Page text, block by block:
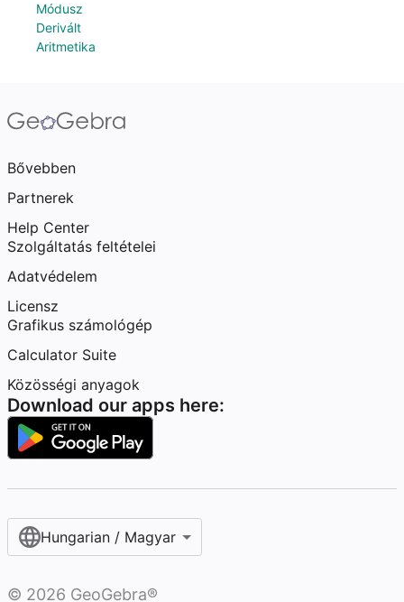
Módusz
Derivált
Aritmetika
Bővebben
Partnerek
Help Center
Szolgáltatás feltételei
Adatvédelem
Licensz
Grafikus számológép
Calculator Suite
Közösségi anyagok
Download our apps here:
Hungarian / Magyar‎
© 2026 GeoGebra®